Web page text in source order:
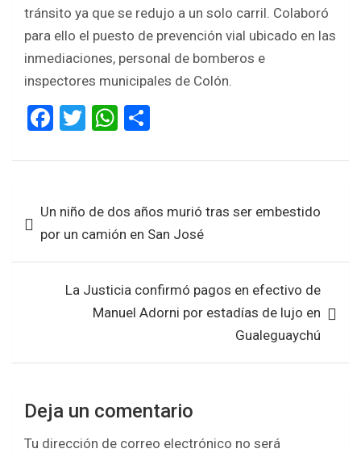
tránsito ya que se redujo a un solo carril. Colaboró
para ello el puesto de prevención vial ubicado en las
inmediaciones, personal de bomberos e
inspectores municipales de Colón.
F
ce
o
o
k
T
tt
W
at
A
p
p
ar
de
entradas
Un niño de dos años murió tras ser embestido
por un camión en San José
La Justicia confirmó pagos en efectivo de
Manuel Adorni por estadías de lujo en
Gualeguaychú
Deja un comentario
Tu dirección de correo electrónico no será